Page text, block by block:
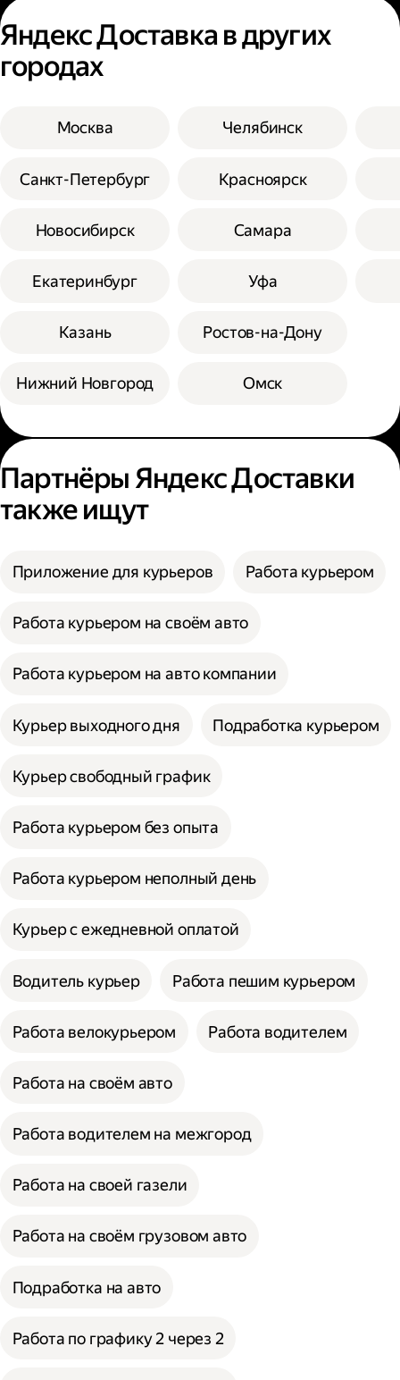
Яндекс Доставка в других
городах
Москва
Санкт-Петербург
Новосибирск
Екатеринбург
Казань
Нижний Новгород
Челябинск
Красноярск
Самара
Уфа
Ростов-на-Дону
Омск
Партнёры Яндекс Доставки
также ищут
Приложение для курьеров Работа курьером
Работа курьером на своём авто
Работа курьером на авто компании
Курьер выходного дня Подработка курьером
Курьер свободный график
Работа курьером без опыта
Работа курьером неполный день
Курьер с ежедневной оплатой
Водитель курьер Работа пешим курьером
Работа велокурьером Работа водителем
Работа на своём авто
Работа водителем на межгород
Работа на своей газели
Работа на своём грузовом авто
Подработка на авто
Работа по графику 2 через 2